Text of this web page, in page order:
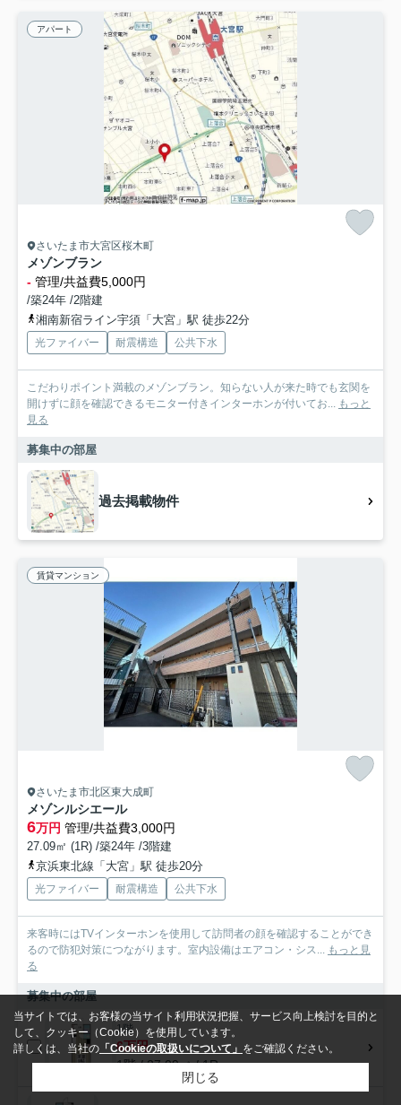
アパート
さいたま市大宮区桜木町
メゾンブラン
- 管理/共益費5,000円
/築24年 /2階建
湘南新宿ライン宇須「大宮」駅 徒歩22分
光ファイバー 耐震構造 公共下水
こだわりポイント満載のメゾンブラン。知らない人が来た時でも玄関を
開けずに顔を確認できるモニター付きインターホンが付いてお...
もっと
見る
募集中の部屋
過去掲載物件
賃貸マンション
さいたま市北区東大成町
メゾンルシエール
6万円 管理/共益費3,000円
27.09㎡ (1R) /築24年 /3階建
京浜東北線「大宮」駅 徒歩20分
光ファイバー 耐震構造 公共下水
来客時にはTVインターホンを使用して訪問者の顔を確認することができ
るので防犯対策につながります。室内設備はエアコン・シス...
もっと見
る
募集中の部屋
1階
6万円
1階 / 27.09㎡ / 1R
当サイトでは、お客様の当サイト利用状況把握、サービス向上検討を目的と
して、クッキー（Cookie）を使用しています。
詳しくは、当社の 「Cookieの取扱いについて」 をご確認ください。
閉じる